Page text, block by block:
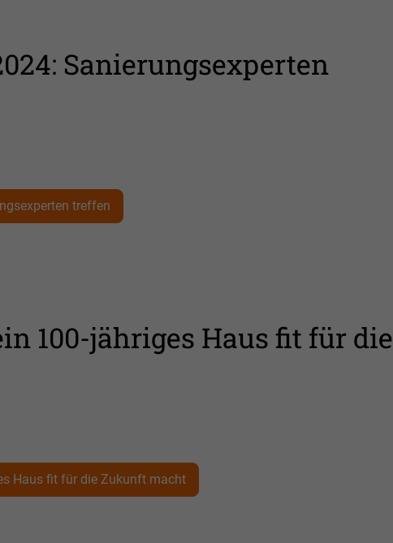
Sanierungsexperten
treffen
100-jähriges Haus fit für die
Haus fit für die Zukunft macht